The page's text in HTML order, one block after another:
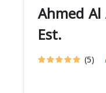
Ahmed
Est.
(5)